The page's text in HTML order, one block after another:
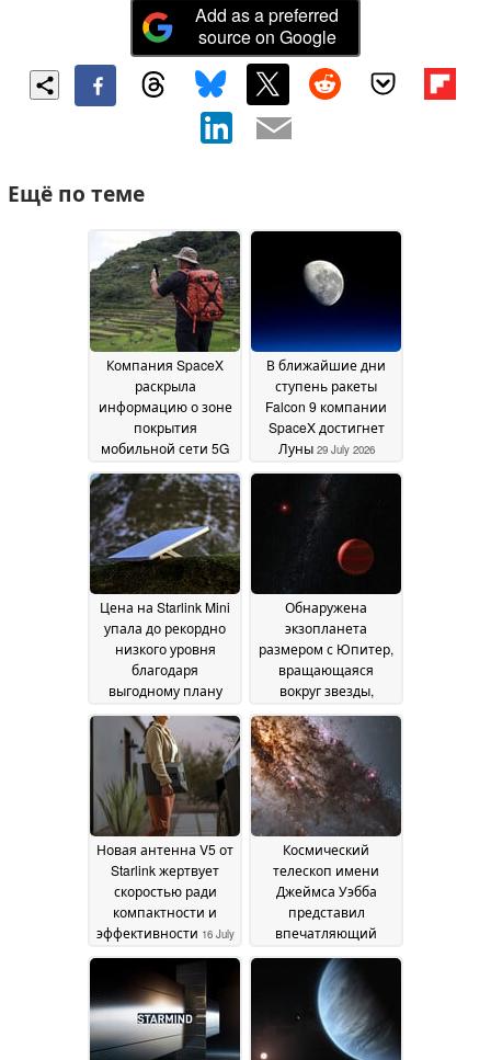
Add as a preferred
source on Google
Ещё по теме
Компания SpaceX
раскрыла
информацию о зоне
покрытия
мобильной сети 5G
запуска с
использованием
антенн-базовых
станций05 August 2026
В ближайшие дни
ступень ракеты
Falcon 9 компании
SpaceX достигнет
Луны 29 July 2026
Цена на Starlink Mini
упала до рекордно
низкого уровня
благодаря
выгодному плану
24 July 2026
Обнаружена
экзопланета
размером с Юпитер,
вращающаяся
вокруг звезды,
20
July 2026
Новая антенна V5 от
Starlink жертвует
скоростью ради
компактности и
эффективности 16 July
2026
Космический
телескоп имени
Джеймса Уэбба
представил
впечатляющий
13 July 2026